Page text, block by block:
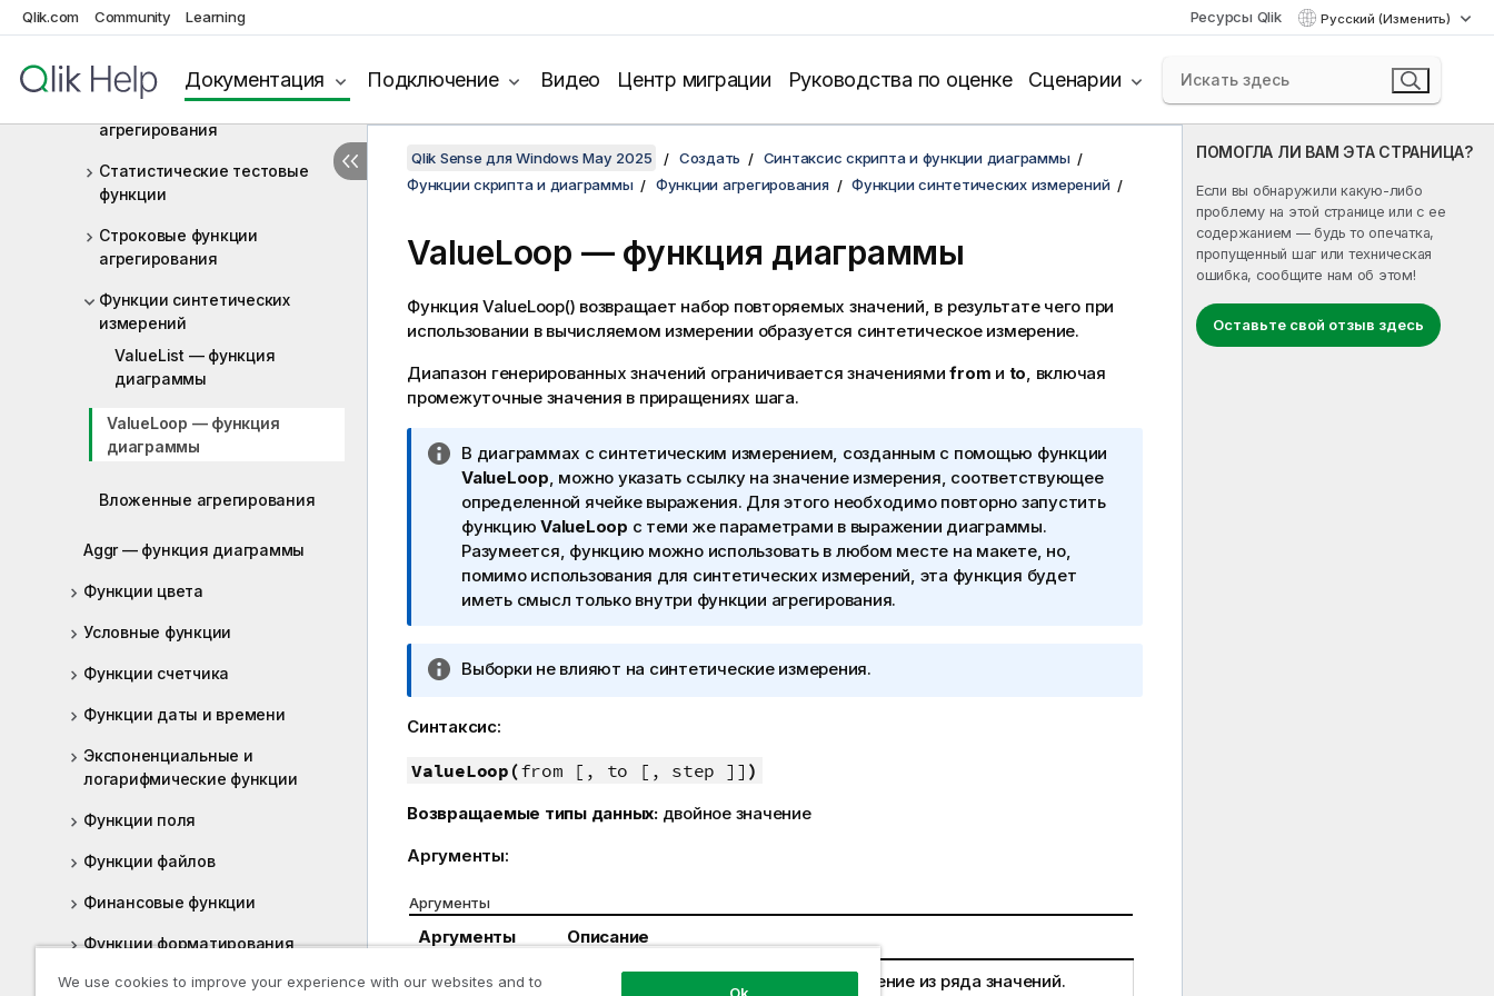
Qlik.com Community Learning Ресурсы Qlik Русский (Изменить)
Документация Подключение Видео Центр миграции Руководства по оценке Сценарии
Функции финансового
агрегирования
Функции статистического
агрегирования
Статистические тестовые
функции
Строковые функции
агрегирования
Функции синтетических
измерений
ValueList — функция
диаграммы
ValueLoop — функция
диаграммы
Вложенные агрегирования
Aggr — функция диаграммы
Функции цвета
Условные функции
Функции счетчика
Функции даты и времени
Экспоненциальные и
логарифмические функции
Функции поля
Функции файлов
Финансовые функции
Функции форматирования
Общие числовые функции
ПОМОГЛА ЛИ ВАМ ЭТА СТРАНИЦА?
Если вы обнаружили какую-либо
проблему на этой странице или с ее
содержанием — будь то опечатка,
пропущенный шаг или техническая
ошибка, сообщите нам об этом!
Оставьте свой отзыв здесь
Qlik Sense для Windows May 2025 Создать
Синтаксис скрипта и функции диаграммы
Функции скрипта и диаграммы
Функции агрегирования Функции синтетических измерений
ValueLoop — функция диаграммы
Функция ValueLoop() возвращает набор повторяемых значений, в результате чего при
использовании в вычисляемом измерении образуется синтетическое измерение.
Диапазон генерированных значений ограничивается значениямиfrom и to, включая
промежуточные значения в приращениях шага.
П
р
и
м
е
ч
а
е
и
ф
р
а
и
и
В диаграммах с синтетическим измерением, созданным с помощью функции
ValueLoop, можно указать ссылку на значение измерения, соответствующее
определенной ячейке выражения. Для этого необходимо повторно запустить
функцию ValueLoop с теми же параметрами в выражении диаграммы.
Разумеется, функцию можно использовать в любом месте на макете, но,
помимо использования для синтетических измерений, эта функция будет
иметь смысл только внутри функции агрегирования.
П
е
а
и
к
и
ф
Выборки не влияют на синтетические измерения.
Синтаксис:
ValueLoop(from [, to [, step ]] )
Возвращаемые типы данных: двойное значение
Аргументы:
Аргументы
Аргументы Описание
from Необходимо создать начальное значение из ряда значений.
We use cookies to improve your experience with our websites and to